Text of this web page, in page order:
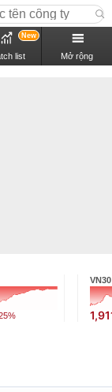
list
New
Mở rộng
VN30